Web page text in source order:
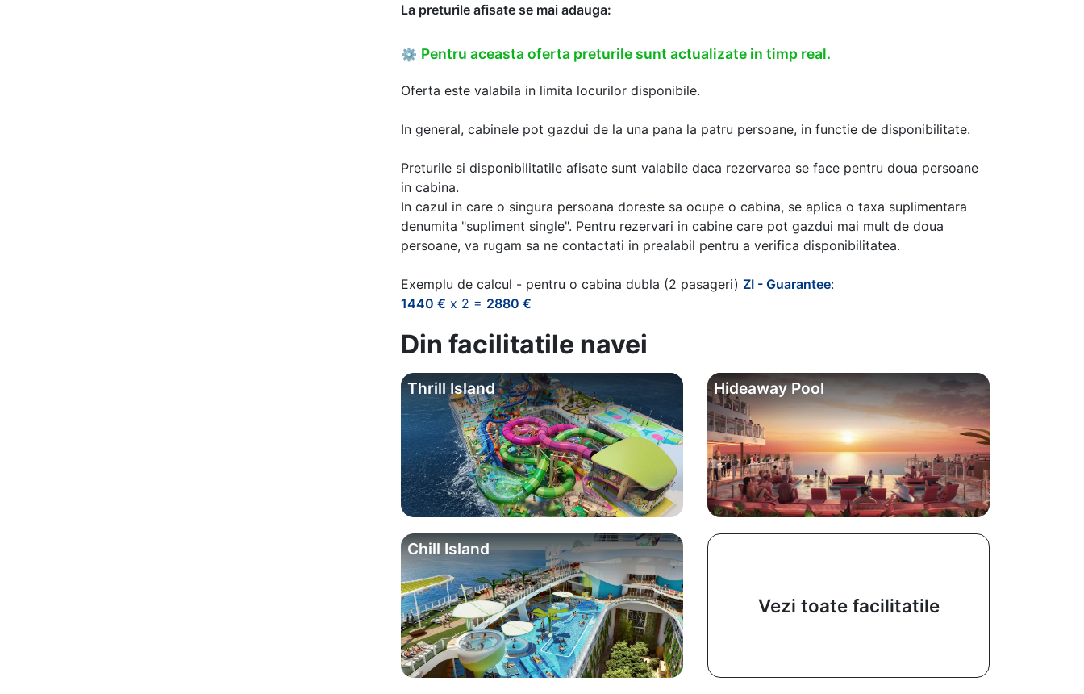
La preturile afisate se mai adauga:
⚙ Pentru aceasta oferta preturile sunt actualizate in timp real.
Oferta este valabila in limita locurilor disponibile.
In general, cabinele pot gazdui de la una pana la patru persoane, in functie de disponibilitate.
Preturile si disponibilitatile afisate sunt valabile daca rezervarea se face pentru doua persoane
in cabina.
In cazul in care o singura persoana doreste sa ocupe o cabina, se aplica o taxa suplimentara
denumita "supliment single". Pentru rezervari in cabine care pot gazdui mai mult de doua
persoane, va rugam sa ne contactati in prealabil pentru a verifica disponibilitatea.
Exemplu de calcul - pentru o cabina dubla (2 pasageri) ZI - Guarantee:
1440 € x 2 = 2880 €
Din facilitatile navei
Thrill Island Hideaway Pool
Chill Island
Vezi toate facilitatile